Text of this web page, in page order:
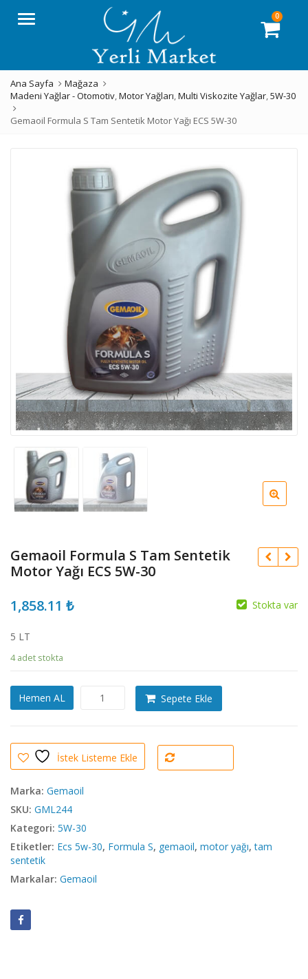
Menü 0
Ana Sayfa
Mağaza
Madeni Yağlar - Otomotiv,Motor Yağları,Multi Viskozite Yağlar,5W-30
Gemaoil Formula S Tam Sentetik Motor Yağı ECS 5W-30
Gemaoil Formula S Tam Sentetik
Motor Yağı ECS 5W-30
1,858.11 ₺ Stokta var
5 LT
4 adet stokta
Hemen AL
Gemaoil
Formula
Sentetik
Motor
ECS
adet
Sepete Ekle
İstek Listeme Ekle
Marka: Gemaoil
SKU: GML244
Kategori: 5W-30
Etiketler: Ecs 5w-30, Formula S, gemaoil, motor yağı,tam
sentetik
Markalar: Gemaoil